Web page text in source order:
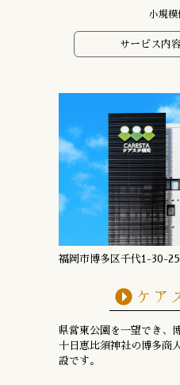
小規模
サービス内
福岡市博多区千代1-30-25
ケア
県営東公園を一望でき、
十日恵比須神社の博多商
設です。